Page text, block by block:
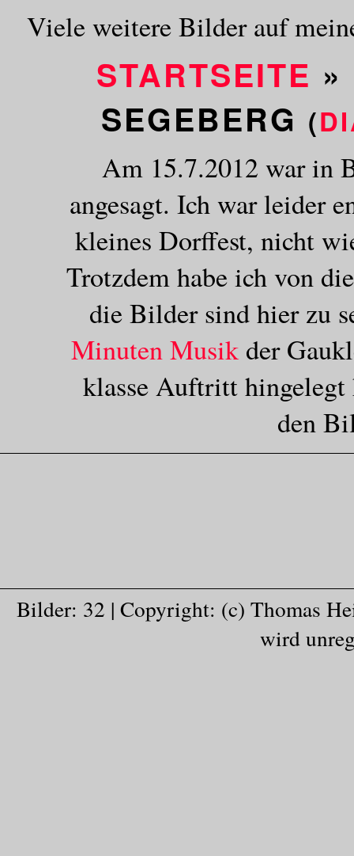
Viele weitere Bilder auf
STARTSEITE »
SEGEBERG (
Am 15.7.2012 war in
angesagt. Ich war leider
kleines Dorffest, nicht
Trotzdem habe ich von
die Bilder sind hier zu
Minuten Musikder
klasse Auftritt hingelegt
den
Bilder: 32 | Copyright: (c) Thomas
wird